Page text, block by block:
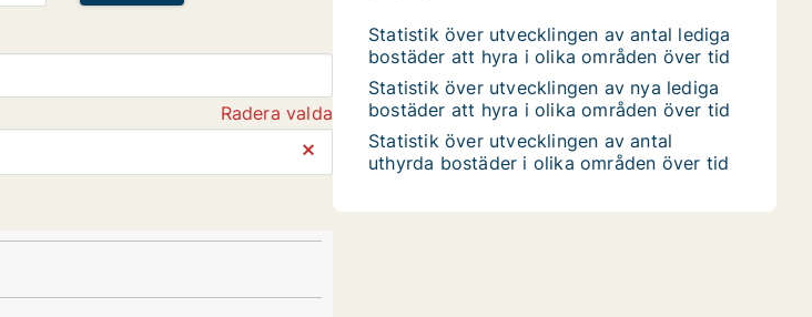
Radera valda
⨯
Statistik över utvecklingen av antal lediga
bostäder att hyra i olika områden över tid
Statistik över utvecklingen av nya lediga
bostäder att hyra i olika områden över tid
Statistik över utvecklingen av antal
uthyrda bostäder i olika områden över tid